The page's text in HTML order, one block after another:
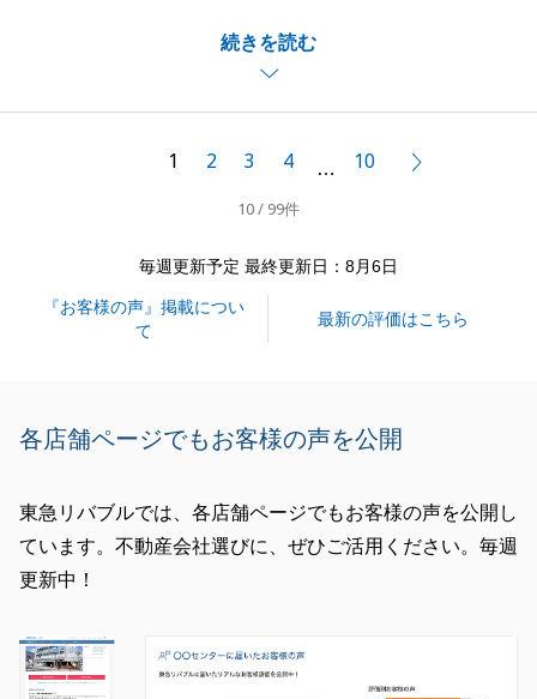
続きを読む
ご協力もありスムーズなお取引が出来ました。
S様ご家族の新生活が素晴らしいものとなるよう心か
ら願っております。
今後ともどうぞ宜しくお願い申し上げます。
1 2 3 4 … 10
10 / 99件
毎週更新予定 最終更新日：8月6日
『お客様の声』掲載につい
て
最新の評価はこちら
各店舗ページでもお客様の声を公開
東急リバブルでは、各店舗ページでもお客様の声を公開し
ています。不動産会社選びに、ぜひご活用ください。毎週
更新中！